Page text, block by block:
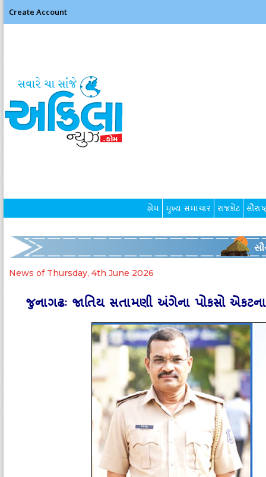
Create Account
હોમ મુખ્ય સમાચાર રાજકોટ
News of Thursday, 4th June 2026
જુનાગઢઃ જાતિય સતામણી અંગેના પોકસો